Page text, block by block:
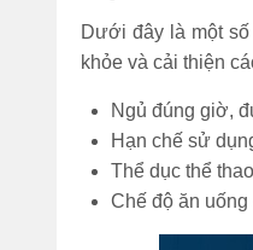
Dưới đây là một
khỏe và cải thiện
Ngủ đúng giờ,
Hạn chế sử
Thể dục thể
Chế độ ăn uống